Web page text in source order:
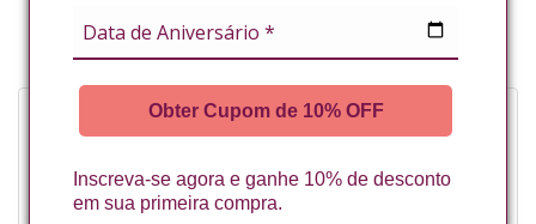
Obter Cupom de 10% OFF
Inscreva-se agora e ganhe 10% de desconto
em sua primeira compra.